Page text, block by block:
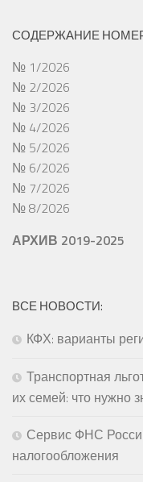
СОДЕРЖАНИЕ
№ 1/2026
№ 2/2026
№ 3/2026
№ 4/2026
№ 5/2026
№ 6/2026
№ 7/2026
№ 8/2026
АРХИВ 2019-2025
ВСЕ НОВОСТИ:
КФХ: варианты
Транспортная
их семей: что нужно
Сервис ФНС
налогообложения